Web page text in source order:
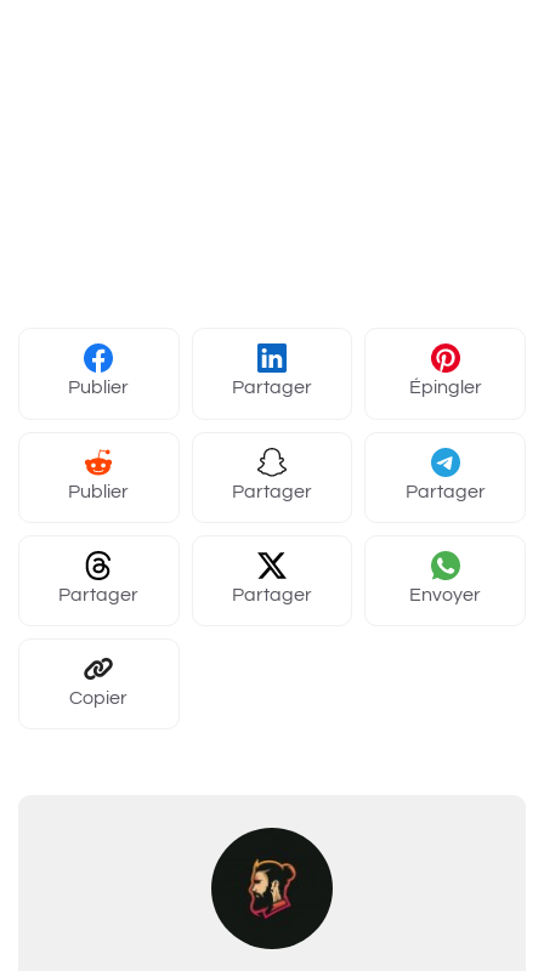
Publier Partager Épingler
Publier Partager Partager
Partager Partager Envoyer
Copier